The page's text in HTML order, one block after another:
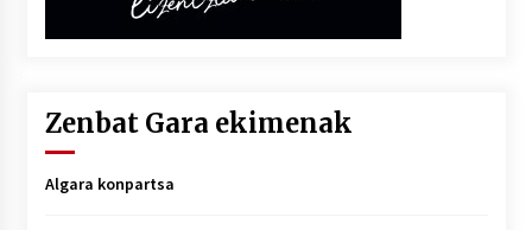
Zenbat Gara ekimenak
Algara konpartsa